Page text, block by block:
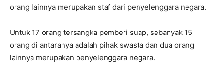
orang lainnya merupakan staf dari penyelenggara negara.
Untuk 17 orang tersangka pemberi suap, sebanyak 15
orang di antaranya adalah pihak swasta dan dua orang
lainnya merupakan penyelenggara negara.